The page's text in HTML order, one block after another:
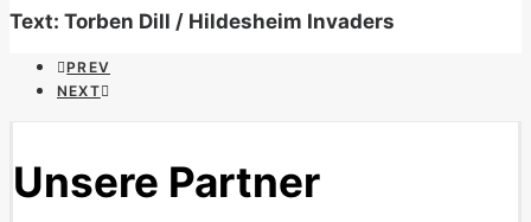
Text: Torben Dill / Hildesheim Invaders
PREV
NEXT
Unsere Partner